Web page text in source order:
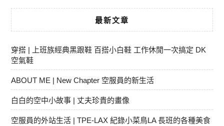
最新文章
穿搭 | 上班族經典黑跟鞋 百搭小白鞋 工作休閒一次搞定 DK
空氣鞋
ABOUT ME | New Chapter 空服員的新生活
白白的空中小故事 | 丈夫珍貴的畫像
空服員的外站生活 | TPE-LAX 紀錄小菜鳥LA 長班的各種美食